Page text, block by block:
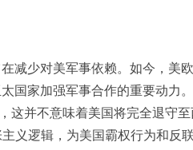
减少对美军事依赖。如今，美
国家加强军事合作的重要动力
这并不意味着美国将完全退守
义逻辑，为美国霸权行为和反